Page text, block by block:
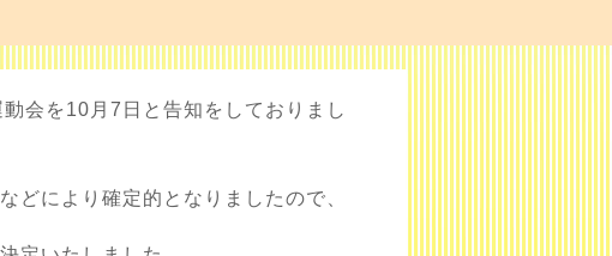
会を10月7日と告知をしておりまし
どにより確定的となりましたので、